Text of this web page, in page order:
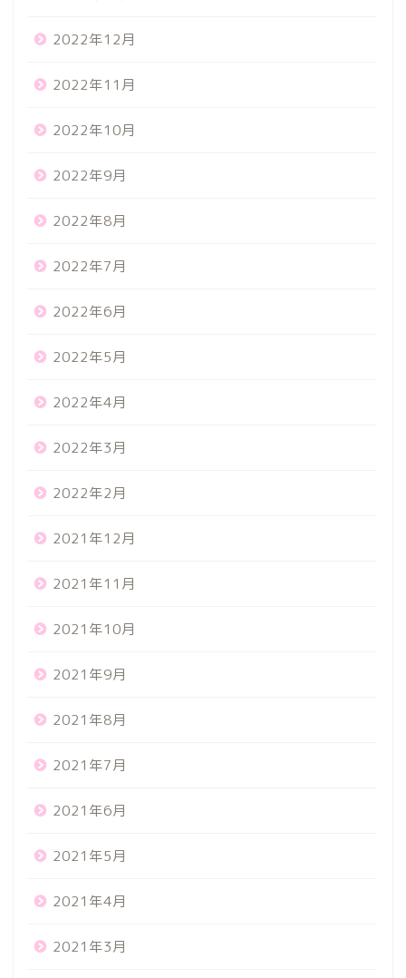
2022年12月
2022年11月
2022年10月
2022年9月
2022年8月
2022年7月
2022年6月
2022年5月
2022年4月
2022年3月
2022年2月
2021年12月
2021年11月
2021年10月
2021年9月
2021年8月
2021年7月
2021年6月
2021年5月
2021年4月
2021年3月